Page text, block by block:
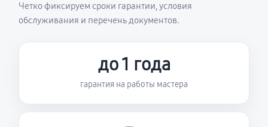
Четко фиксируем сроки гарантии, условия
обслуживания и перечень документов.
до 1 года
гарантия на работы мастера